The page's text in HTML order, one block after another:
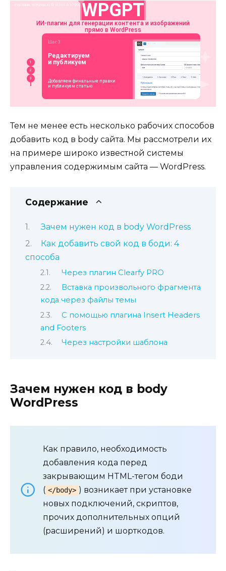
Тем не менее есть несколько рабочих способов
добавить код в body сайта. Мы рассмотрели их
на примере широко известной системы
управления содержимым сайта — WordPress.
Содержание
Зачем нужен код в body WordPress
Как добавить свой код в боди: 4
способа
Через плагин Clearfy PRO
Вставка произвольного фрагмента
кода через файлы темы
С помощью плагина Insert Headers
and Footers
Через настройки шаблона
Зачем нужен код в body
WordPress
Как правило, необходимость
добавления кода перед
закрывающим HTML-тегом боди
( </body> ) возникает при установке
новых подключений, скриптов,
прочих дополнительных опций
(расширений) и шорткодов.